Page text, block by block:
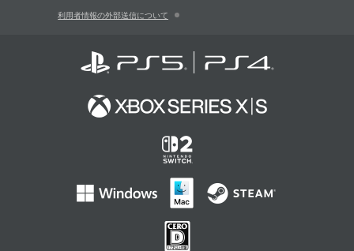
利用者情報の外部送信について